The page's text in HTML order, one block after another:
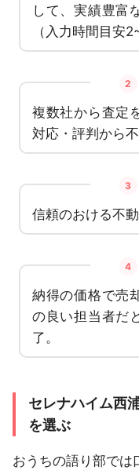
して、実績豊富
（入力時間目安
2
複数社から査定
対応・評判から
3
信頼のおける不
4
納得の価格で売
の良い担当者だ
了。
セレナハイム西
を選ぶ
おうちの語り部では